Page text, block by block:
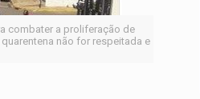
combater a proliferação de
não for respeitada e